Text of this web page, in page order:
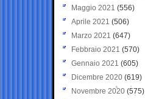
Maggio 2021 (556)
Aprile 2021 (506)
Marzo 2021 (647)
Febbraio 2021 (570)
Gennaio 2021 (605)
Dicembre 2020 (619)
Novembre 2020 (575)